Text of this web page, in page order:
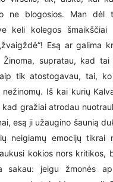
ne blogosios. Man dėl
keli kolegos šmaikščiai
Esą ar galima
Žinoma, supratau, kad tai
tik atostogavau, tai,
Iš kai kurių
gražiai atrodau
esą ji užaugino šaunią
neigiamų emocijų tikrai
kokios nors kritikos,
sakau: jeigu žmonės